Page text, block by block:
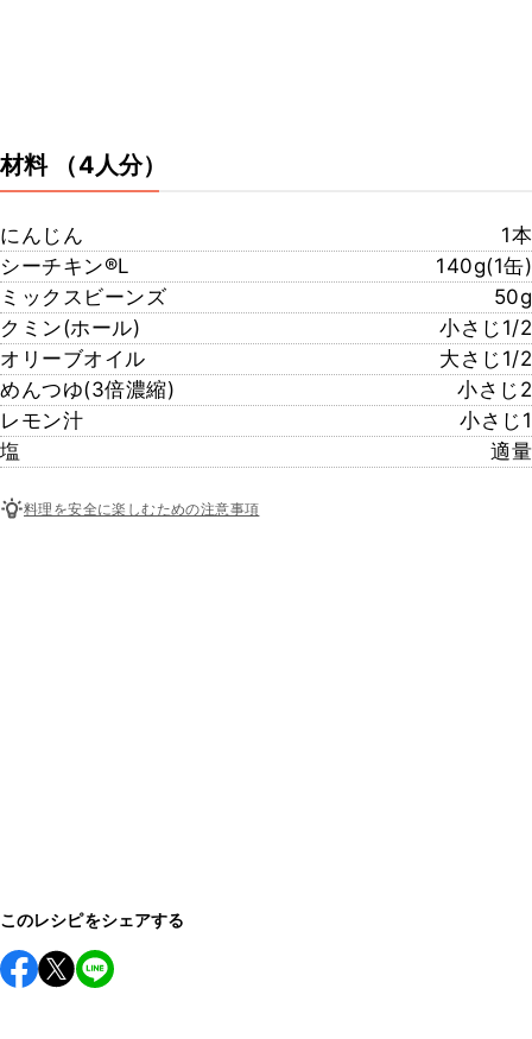
材料 （4人分）
にんじん
1本
シーチキン®️L
140g(1缶)
ミックスビーンズ
50g
クミン(ホール)
小さじ1/2
オリーブオイル
大さじ1/2
めんつゆ(3倍濃縮)
小さじ2
レモン汁
小さじ1
塩
適量
料理を安全に楽しむための注意事項
このレシピをシェアする